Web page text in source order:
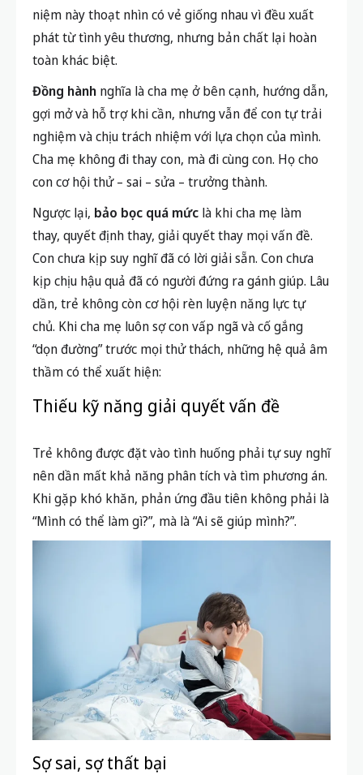
niệm này thoạt nhìn có vẻ giống nhau vì đều xuất
phát từ tình yêu thương, nhưng bản chất lại hoàn
toàn khác biệt.
Đồng hành nghĩa là cha mẹ ở bên cạnh, hướng dẫn,
gợi mở và hỗ trợ khi cần, nhưng vẫn để con tự trải
nghiệm và chịu trách nhiệm với lựa chọn của mình.
Cha mẹ không đi thay con, mà đi cùng con. Họ cho
con cơ hội thử – sai – sửa – trưởng thành.
Ngược lại, bảo bọc quá mức là khi cha mẹ làm
thay, quyết định thay, giải quyết thay mọi vấn đề.
Con chưa kịp suy nghĩ đã có lời giải sẵn. Con chưa
kịp chịu hậu quả đã có người đứng ra gánh giúp. Lâu
dần, trẻ không còn cơ hội rèn luyện năng lực tự
chủ. Khi cha mẹ luôn sợ con vấp ngã và cố gắng
“dọn đường” trước mọi thử thách, những hệ quả âm
thầm có thể xuất hiện:
Thiếu kỹ năng giải quyết vấn đề
Trẻ không được đặt vào tình huống phải tự suy nghĩ
nên dần mất khả năng phân tích và tìm phương án.
Khi gặp khó khăn, phản ứng đầu tiên không phải là
“Mình có thể làm gì?”, mà là “Ai sẽ giúp mình?”.
Sợ sai, sợ thất bại